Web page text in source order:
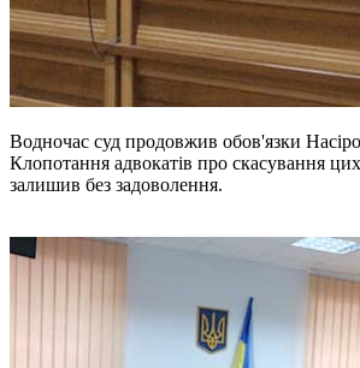
Водночас суд продовжив обов'язки
Клопотання адвокатів про скасування
залишив без задоволення.